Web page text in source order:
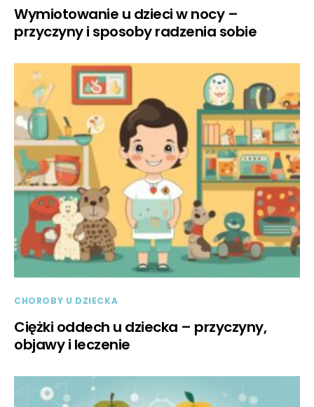
Wymiotowanie u dzieci w nocy –
przyczyny i sposoby radzenia sobie
CHOROBY U DZIECKA
Ciężki oddech u dziecka – przyczyny,
objawy i leczenie